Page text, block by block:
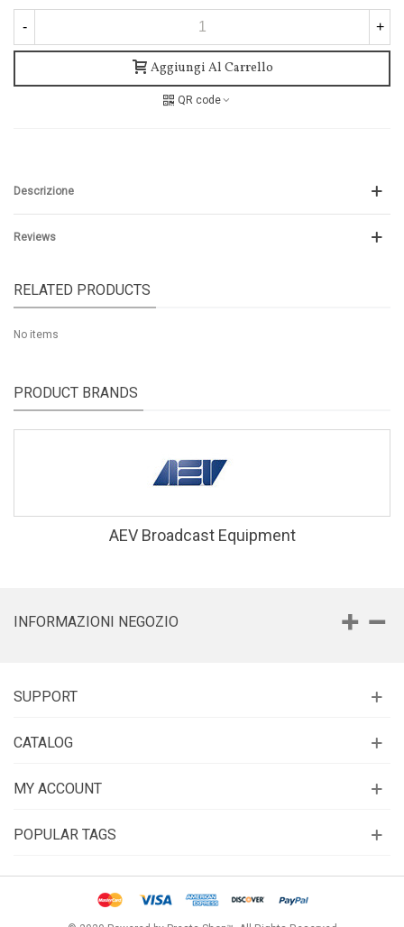
- +
Aggiungi Al Carrello
QR code
Descrizione
Reviews
RELATED PRODUCTS
No items
PRODUCT BRANDS
AEV Broadcast Equipment
INFORMAZIONI NEGOZIO
SUPPORT
CATALOG
MY ACCOUNT
POPULAR TAGS